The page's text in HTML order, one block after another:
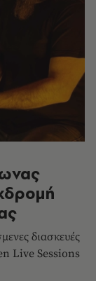
διασκευές
Live Sessions